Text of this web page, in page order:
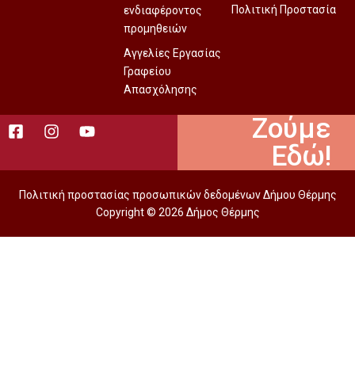
ενδιαφέροντος
προμηθειών
Αγγελίες Εργασίας
Γραφείου
Απασχόλησης
Πολιτική Προστασία
Ζούμε
Εδώ!
Πολιτική προστασίας προσωπικών δεδομένων Δήμου Θέρμης
Copyright © 2026 Δήμος Θέρμης